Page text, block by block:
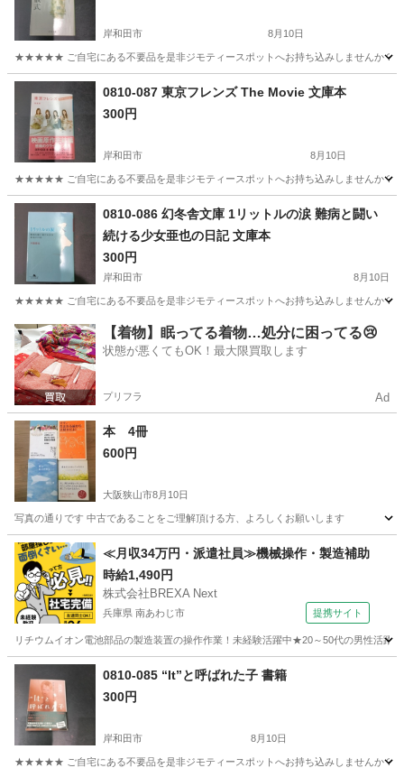
岸和田市 8月10日
★★★★★ ご自宅にある不要品を是非ジモティースポットへお持ち込みしませんか？
大阪 岸和田市 博士の愛した数式
0810-087 東京フレンズ The Movie 文庫本
300円
岸和田市 8月10日
★★★★★ ご自宅にある不要品を是非ジモティースポットへお持ち込みしませんか？
大阪 岸和田市 文庫本
0810-086 幻冬舎文庫 1リットルの涙 難病と闘い
続ける少女亜也の日記 文庫本
300円
岸和田市 8月10日
★★★★★ ご自宅にある不要品を是非ジモティースポットへお持ち込みしませんか？
大阪 岸和田市 文芸 日記
【着物】眠ってる着物…処分に困ってる😢
状態が悪くてもOK！最大限買取します
プリフラ Ad
本 4冊
600円
大阪狭山市8月10日
写真の通りです 中古であることをご理解頂ける方、よろしくお願いします
大阪 大阪狭山市 本/CD/DVD 通り
≪月収34万円・派遣社員≫機械操作・製造補助
時給1,490円
株式会社BREXA Next
兵庫県 南あわじ市 提携サイト
リチウムイオン電池部品の製造装置の操作作業！未経験活躍中★20～50代の男性活
兵庫 南あわじ市0810-085 “It”と呼ばれた子 書籍
300円
岸和田市 8月10日
★★★★★ ご自宅にある不要品を是非ジモティースポットへお持ち込みしませんか？